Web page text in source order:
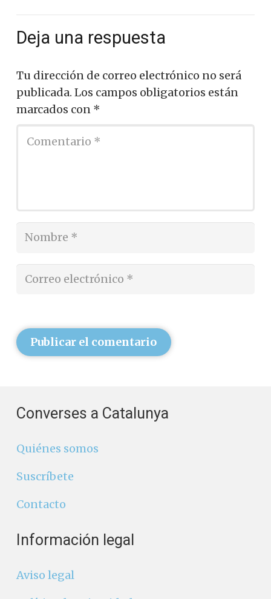
Deja una respuesta
Tu dirección de correo electrónico no será
publicada. Los campos obligatorios están
marcados con *
Publicar el comentario
Converses a Catalunya
Quiénes somos
Suscríbete
Contacto
Información legal
Aviso legal